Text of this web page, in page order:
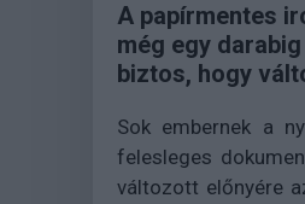
A papírmentes
még egy
biztos, hogy
Sok embernek a
felesleges
változott előnyére